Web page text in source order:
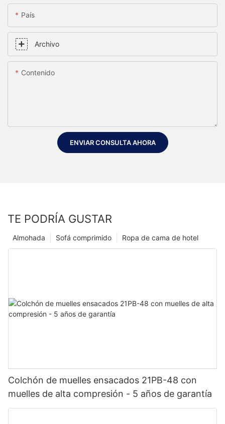
País
Archivo
Contenido
ENVIAR CONSULTA AHORA
TE PODRÍA GUSTAR
Ropa de cama de hotel
Sofá comprimido
Almohada
Colchón de muelles ensacados 21PB-48 con
muelles de alta compresión - 5 años de garantía